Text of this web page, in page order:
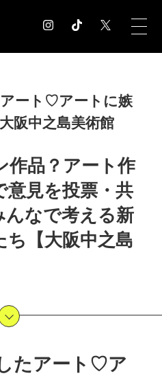
コラム記事
美術館情報
らせ
お問合せ
COMPANY
ート♡アートに嫉
阪中之島美術館
作品？アート作
意見を投票・共
んなで考える新
ち【大阪中之島
たアート♡ア